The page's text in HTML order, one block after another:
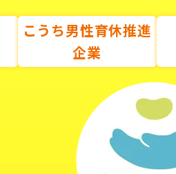
こうち男性育休推進
企業